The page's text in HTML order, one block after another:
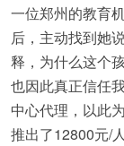
一位郑州的教育
后，主动找到她
释，为什么这个
也因此真正信任
中心代理，以此
推出了12800元/